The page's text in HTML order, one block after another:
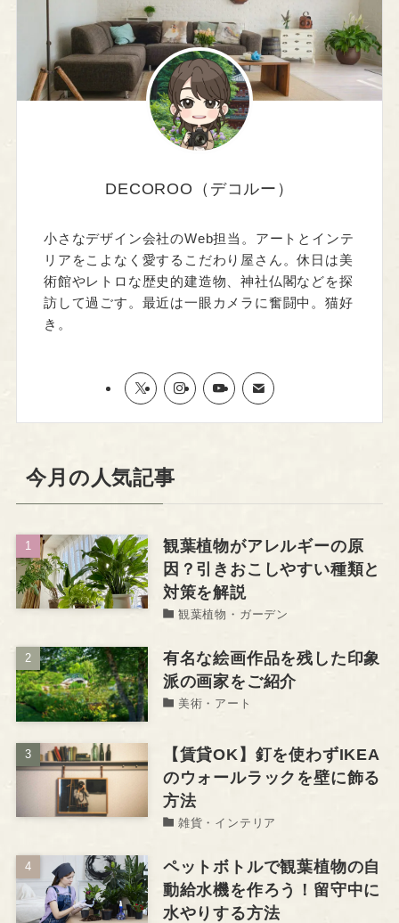
DECOROO（デコルー）
小さなデザイン会社のWeb担当。アートとインテ
リアをこよなく愛するこだわり屋さん。休日は美
術館やレトロな歴史的建造物、神社仏閣などを探
訪して過ごす。最近は一眼カメラに奮闘中。猫好
き。
今月の人気記事
観葉植物がアレルギーの原
因？引きおこしやすい種類と
対策を解説
観葉植物・ガーデン
有名な絵画作品を残した印象
派の画家をご紹介
美術・アート
【賃貸OK】釘を使わずIKEA
のウォールラックを壁に飾る
方法
雑貨・インテリア
ペットボトルで観葉植物の自
動給水機を作ろう！留守中に
水やりする方法